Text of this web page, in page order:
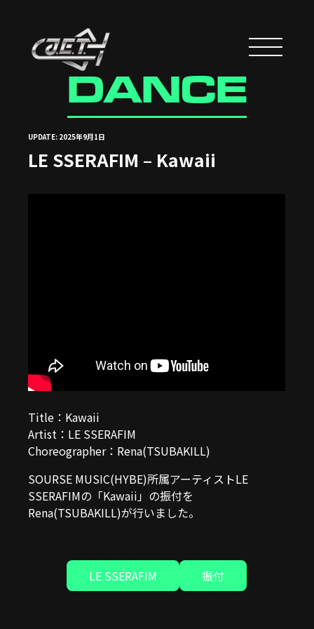
DANCE
UPDATE: 2025年9月1日
LE SSERAFIM – Kawaii
Title：Kawaii
Artist：LE SSERAFIM
Choreographer：Rena(TSUBAKILL)
SOURSE MUSIC(HYBE)所属アーティストLE
SSERAFIMの「Kawaii」の振付を
Rena(TSUBAKILL)が行いました。
LE SSERAFIM 振付